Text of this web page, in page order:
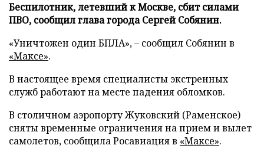
Беспилотник, летевший к Москве, сбит силами
ПВО, сообщил глава города Сергей Собянин.
«Уничтожен один БПЛА», – сообщил Собянин в
«Максе».
В настоящее время специалисты экстренных
служб работают на месте падения обломков.
В столичном аэропорту Жуковский (Раменское)
сняты временные ограничения на прием и вылет
самолетов, сообщила Росавиация в «Максе».